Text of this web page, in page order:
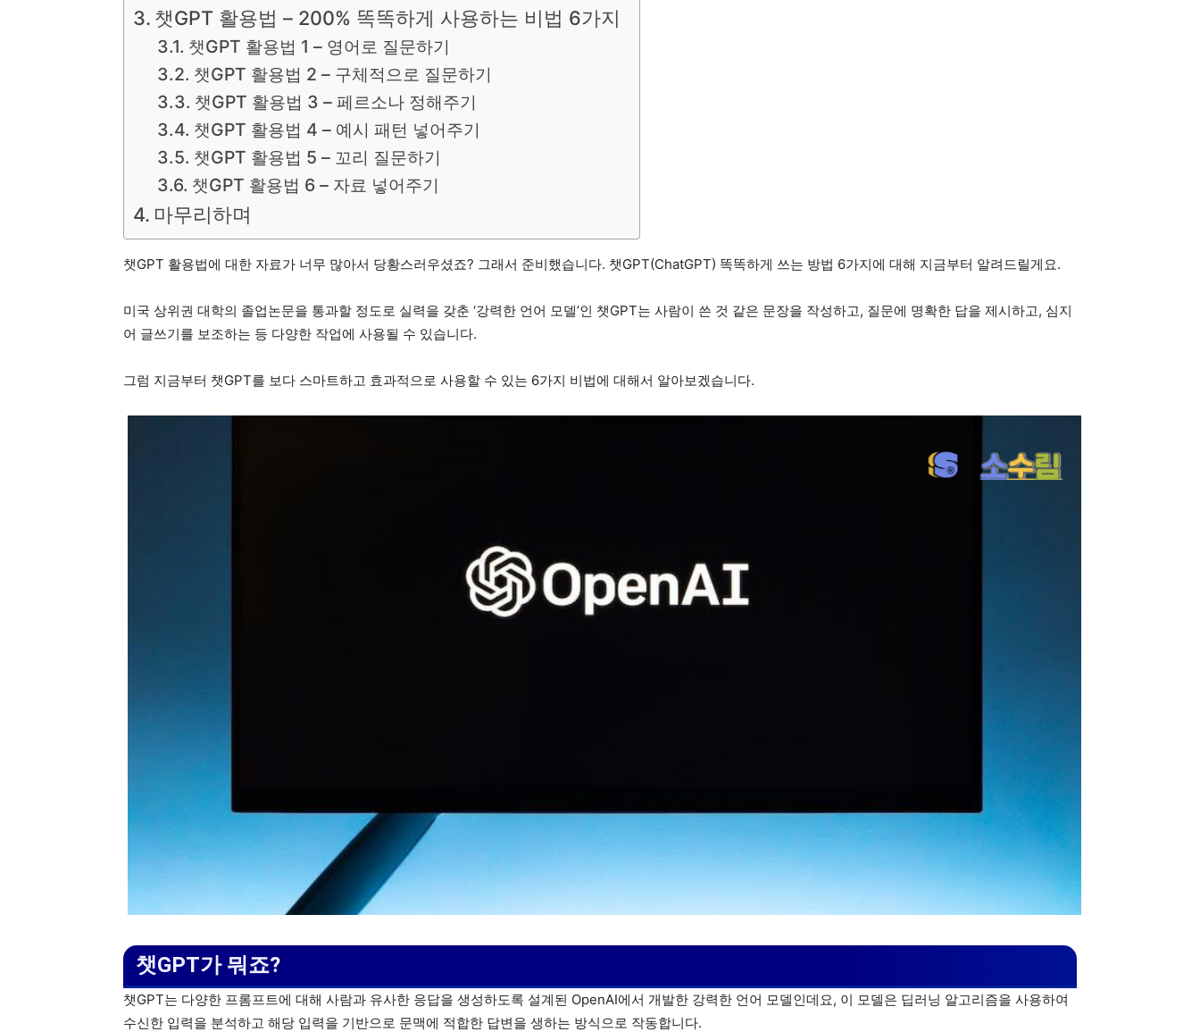
챗GPT 활용법 – 200% 똑똑하게 사용하는 비법 6가지
챗GPT 활용법 1 – 영어로 질문하기
챗GPT 활용법 2 – 구체적으로 질문하기
챗GPT 활용법 3 – 페르소나 정해주기
챗GPT 활용법 4 – 예시 패턴 넣어주기
챗GPT 활용법 5 – 꼬리 질문하기
챗GPT 활용법 6 – 자료 넣어주기
마무리하며
챗GPT 활용법에 대한 자료가 너무 많아서 당황스러우셨죠? 그래서 준비했습니다. 챗GPT(ChatGPT) 똑똑하게 쓰는 방법 6가지에 대해 지금부터 알려드릴게요.
미국 상위권 대학의 졸업논문을 통과할 정도로 실력을 갖춘 ‘강력한 언어 모델’인 챗GPT는 사람이 쓴 것 같은 문장을 작성하고, 질문에 명확한 답을 제시하고, 심지
어 글쓰기를 보조하는 등 다양한 작업에 사용될 수 있습니다.
그럼 지금부터 챗GPT를 보다 스마트하고 효과적으로 사용할 수 있는 6가지 비법에 대해서 알아보겠습니다.
챗GPT가 뭐죠?
챗GPT는 다양한 프롬프트에 대해 사람과 유사한 응답을 생성하도록 설계된 OpenAI에서 개발한 강력한 언어 모델인데요, 이 모델은 딥러닝 알고리즘을 사용하여
수신한 입력을 분석하고 해당 입력을 기반으로 문맥에 적합한 답변을 생하는 방식으로 작동합니다.